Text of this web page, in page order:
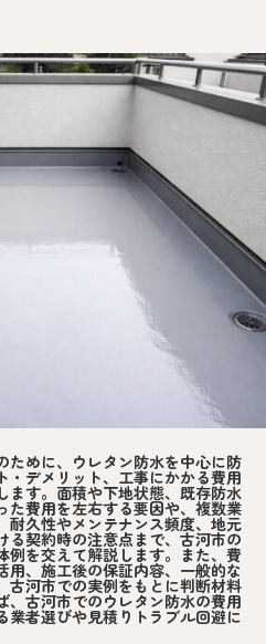
ために、ウレタン防水を中心に防
・デメリット、工事にかかる費用
ます。面積や下地状態、既存防水
た費用を左右する要因や、複数業
耐久性やメンテナンス頻度、地元
る契約時の注意点まで、古河市の
例を交えて解説します。また、費
用、施工後の保証内容、一般的な
古河市での実例をもとに判断材料
、古河市でのウレタン防水の費用
業者選びや見積りトラブル回避に